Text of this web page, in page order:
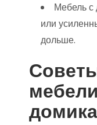
Мебель с
или
дольше.
домика